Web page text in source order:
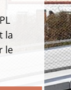
la
le